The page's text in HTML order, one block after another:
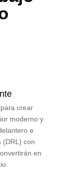
crear
moderno y
e
(DRL) con
en